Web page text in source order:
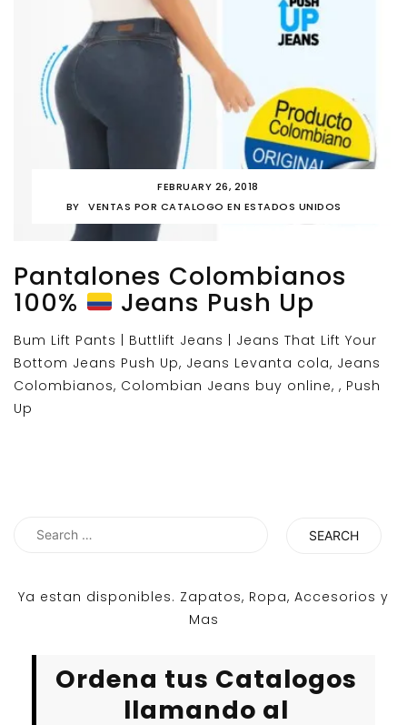
FEBRUARY 26, 2018
BY
VENTAS POR CATALOGO EN ESTADOS UNIDOS
Pantalones Colombianos
100% Jeans Push Up
Bum Lift Pants | Buttlift Jeans | Jeans That Lift Your
Bottom Jeans Push Up, Jeans Levanta cola, Jeans
Colombianos, Colombian Jeans buy online, , Push
Up
Search
Ya estan disponibles. Zapatos, Ropa, Accesorios y
Mas
Ordena tus Catalogos
llamando al